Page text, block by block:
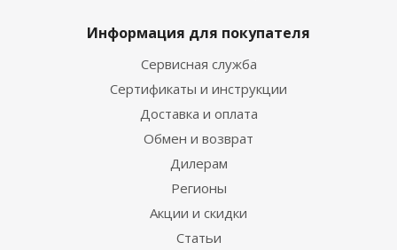
Информация для покупателя
Сервисная служба
Сертификаты и инструкции
Доставка и оплата
Обмен и возврат
Дилерам
Регионы
Акции и скидки
Статьи